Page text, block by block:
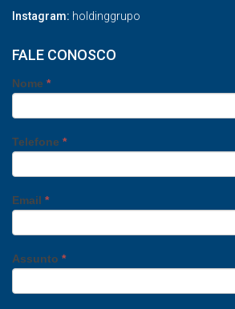
Instagram: holdinggrupo
FALE CONOSCO
Nome *
Telefone *
Email *
Assunto *